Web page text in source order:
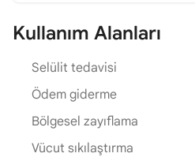
Kullanım Alanları
Selülit tedavisi
Ödem giderme
Bölgesel zayıflama
Vücut sıkılaştırma